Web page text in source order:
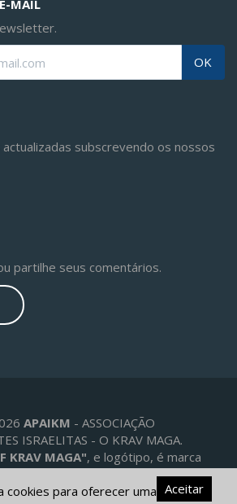
MAIL
OK
subscrevendo os nossos
partilhe seus comentários.
APAIKM - ASSOCIAÇÃO
ISRAELITAS - O KRAV MAGA.
KRAV MAGA", e logótipo, é marca
no. 540709 e Europeia no.
de Yaron Alexander Lichtenstein
Aceitar
cookies para oferecer uma